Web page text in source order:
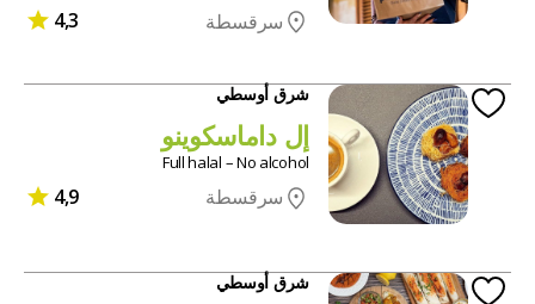
سرقسطة 4,3
شرق أوسطي
إل داماسكوينو
Full halal – No alcohol
سرقسطة 4,9
شرق أوسطي